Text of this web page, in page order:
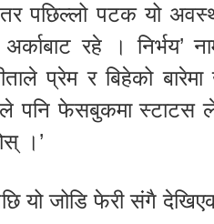
पछिल्लो पटक यो
रहे । निर्भय’
प्रेम र बिहेको
फेसबुकमा स्टाटस
।’
यो जोडि फेरी संगै